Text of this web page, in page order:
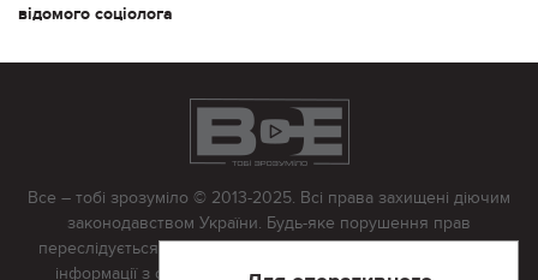
відомого соціолога
Все – тобі зрозуміло © 2013-2025. Всі права захищені діючим
законодавством України. Будь-яке порушення прав
переслідується в судовому порядку. Будь-яке відтворення
інформації з сайту тільки з письмово дозволу редакції.